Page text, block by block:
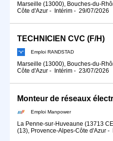
Marseille (13000), Bouches-du-
Côte d'Azur - Intérim - 29/07/2026
TECHNICIEN CVC (F/H)
Emploi RANDSTAD
Marseille (13000), Bouches-du-
Côte d'Azur - Intérim - 23/07/2026
Monteur de réseaux
Emploi Manpower
La Penne-sur-Huveaune (13713
(13), Provence-Alpes-Côte d'Azur -